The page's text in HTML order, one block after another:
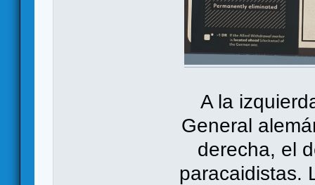
A la
General
derecha, el
paracaidistas.